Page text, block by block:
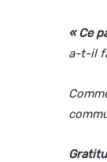
« Ce
a-t-il